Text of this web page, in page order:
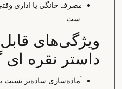
مصرف خانگی یا اداری وقتی
است
ویژگی‌های قابل
داستر نقره ای
آماده‌سازی ساده‌تر نسبت به